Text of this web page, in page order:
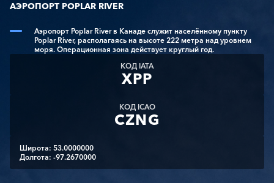
АЭРОПОРТ POPLAR RIVER
Аэропорт Poplar River в Канаде служит населённому пункту
Poplar River, располагаясь на высоте 222 метра над уровнем
моря. Операционная зона действует круглый год.
КОД IATA
XPP
КОД ICAO
CZNG
Широта: 53.0000000
Долгота: -97.2670000